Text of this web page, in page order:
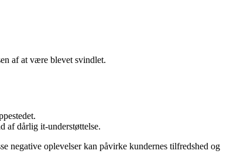
af at være blevet svindlet.
af dårlig it-understøttelse.
negative oplevelser kan påvirke kundernes tilfredshed og